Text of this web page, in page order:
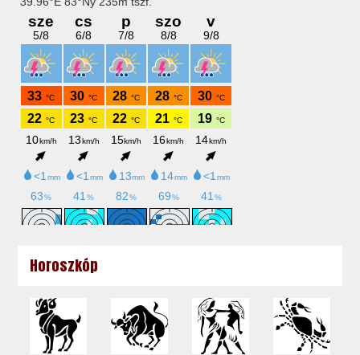
Horoszkóp